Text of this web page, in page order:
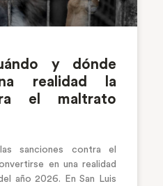
y dónde
realidad la
el maltrato
sanciones contra el
en una realidad
año 2026. En San Luis